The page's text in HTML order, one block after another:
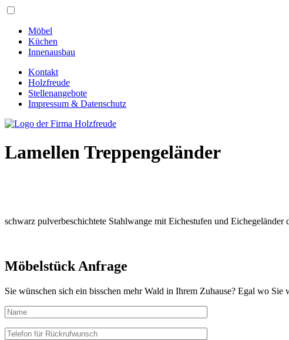
Möbel
Küchen
Innenausbau
Kontakt
Holzfreude
Stellenangebote
Impressum & Datenschutz
LamellenTreppengeländer
schwarz pulverbeschichtete Stahlwange mit Eichestufen und
Möbelstück Anfrage
Sie wünschen sich ein bisschen mehr Wald in Ihrem Zuhause? Egal wo